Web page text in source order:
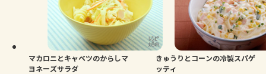
マカロニとキャベツのからしマ
ヨネーズサラダ
きゅうりとコーンの冷製スパゲ
ッティ